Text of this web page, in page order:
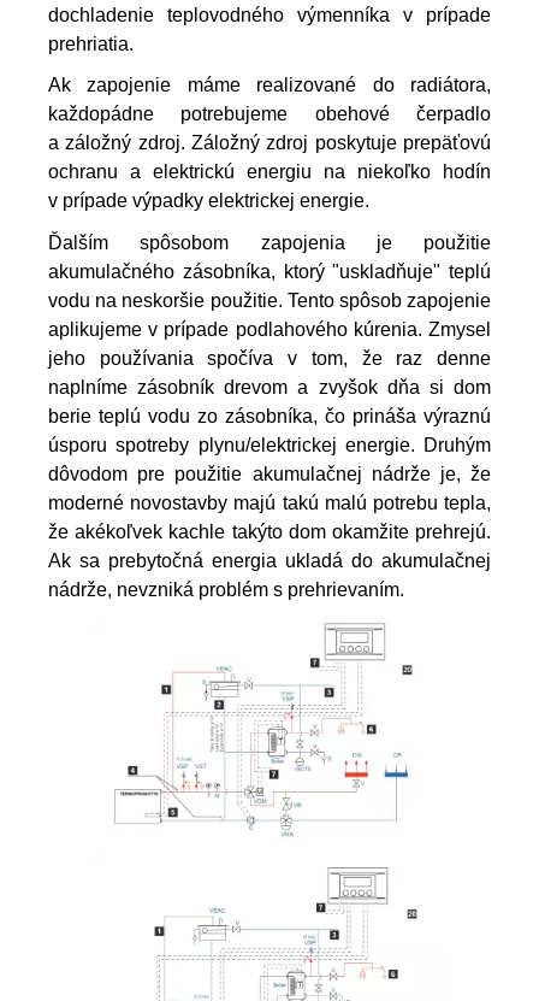
dochladenie teplovodného výmenníka v prípade
prehriatia.
Ak zapojenie máme realizované do radiátora,
každopádne potrebujeme obehové čerpadlo
a záložný zdroj. Záložný zdroj poskytuje prepäťovú
ochranu a elektrickú energiu na niekoľko hodín
v prípade výpadky elektrickej energie.
Ďalším spôsobom zapojenia je použitie
akumulačného zásobníka, ktorý "uskladňuje" teplú
vodu na neskoršie použitie. Tento spôsob zapojenie
aplikujeme v prípade podlahového kúrenia. Zmysel
jeho používania spočíva v tom, že raz denne
naplníme zásobník drevom a zvyšok dňa si dom
berie teplú vodu zo zásobníka, čo prináša výraznú
úsporu spotreby plynu/elektrickej energie. Druhým
dôvodom pre použitie akumulačnej nádrže je, že
moderné novostavby majú takú malú potrebu tepla,
že akékoľvek kachle takýto dom okamžite prehrejú.
Ak sa prebytočná energia ukladá do akumulačnej
nádrže, nevzniká problém s prehrievaním.